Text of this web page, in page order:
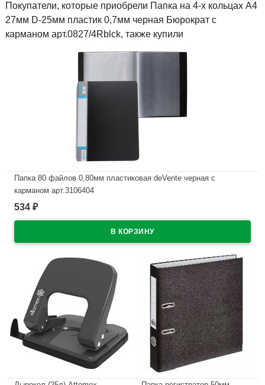
Покупатели, которые приобрели Папка на 4-х кольцах А4
27мм D-25мм пластик 0,7мм черная Бюрократ с
карманом арт.0827/4Rblck, также купили
Папка 80 файлов 0,80мм пластиковая deVente черная с
карманом арт.3106404
В наличии
534 ₽